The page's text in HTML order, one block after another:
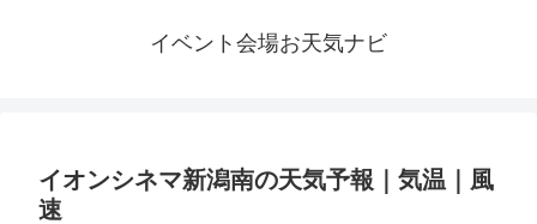
イベント会場お天気ナビ
イオンシネマ新潟南の天気予報｜気温｜風
速